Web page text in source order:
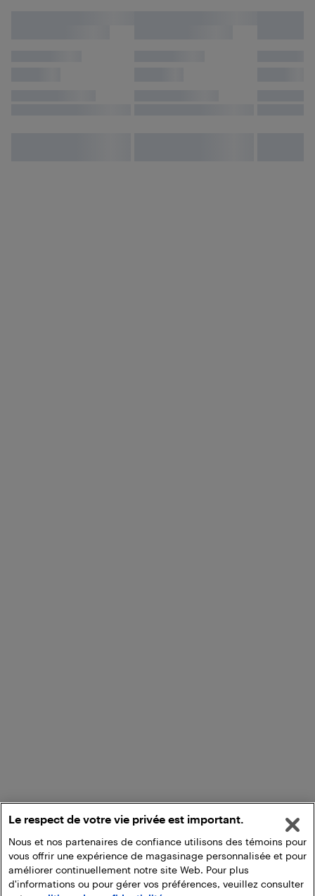
Le respect de votre vie privée est important.
Nous et nos partenaires de confiance utilisons des témoins pour
vous offrir une expérience de magasinage personnalisée et pour
améliorer continuellement notre site Web. Pour plus
d'informations ou pour gérer vos préférences, veuillez consulter